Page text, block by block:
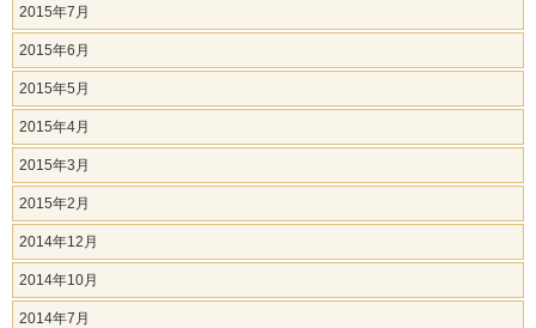
2015年7月
2015年6月
2015年5月
2015年4月
2015年3月
2015年2月
2014年12月
2014年10月
2014年7月